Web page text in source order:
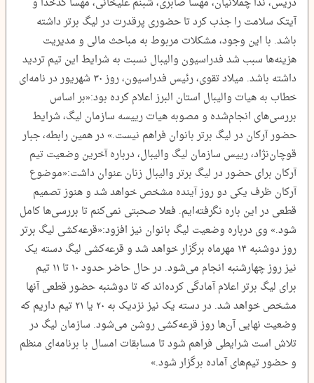
آیتک سلامت را جذب کرد تا حضوری پرقدرت در لیگ برتر داشته
باشد. با این وجود، مشکلات مربوط به مباحث مالی و مدیریت
هزینه‌ها سبب شد فدراسیون والیبال نسبت به شرایط این تیم تردید
داشته باشد. میلاد تقوی، رئیس فدراسیون، روز ۳۰ شهریور در نامه‌ای
خطاب به هیات والیبال استان البرز اعلام کرده بود:«بر اساس
بررسی‌های انجام‌شده و مصوبه هیات رییسه سازمان لیگ، شرایط
حضور آرکان در لیگ برتر بانوان فراهم نیست.» در همین رابطه، جبار
قوچان‌نژاد، رییس سازمان لیگ والیبال، درباره آخرین وضعیت تیم
آرکان برای حضور در لیگ برتر والیبال زنان عنوان داشت:«موضوع
آرکان ظرف یکی دو روز آینده مشخص خواهد شد و هنوز تصمیم
قطعی در این باره نگرفته‌ایم. فعلا صحبتی نمی‌کنم تا بررسی‌ها کامل
شود.» وی درباره وضعیت لیگ بانوان نیز افزود:«قرعه‌کشی لیگ برتر
روز دوشنبه ۱۴ مهرماه برگزار خواهد شد و قرعه‌کشی لیگ دسته یک
نیز روز چهارشنبه انجام می‌شود. در حال حاضر حدود ۱۰ تا ۱۱ تیم
برای لیگ برتر اعلام آمادگی کرده‌اند که تا دوشنبه حضور قطعی آنها
مشخص خواهد شد. در دسته یک نیز نزدیک به ۲۰ یا ۲۱ تیم داریم که
وضعیت نهایی آن‌ها روز قرعه‌کشی روشن می‌شود. سازمان لیگ در
تلاش است شرایطی فراهم شود تا مسابقات امسال با برنامه‌ای منظم
و حضور تیم‌های آماده برگزار شود.»